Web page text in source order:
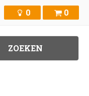
0 0